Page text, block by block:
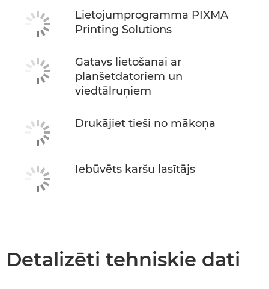
Lietojumprogramma PIXMA
Printing Solutions
Gatavs lietošanai ar
planšetdatoriem un
viedtālruņiem
Drukājiet tieši no mākoņa
Iebūvēts karšu lasītājs
Detalizēti tehniskie dati